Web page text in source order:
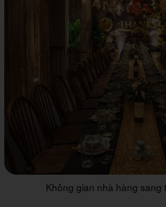
Không gian nhà hàng sang